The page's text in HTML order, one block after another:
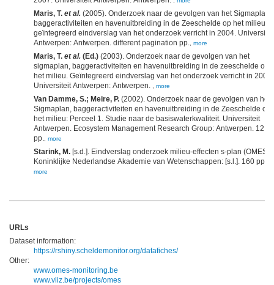
Maris, T. et al. (2005). Onderzoek naar de gevolgen van het Sigmaplan,
baggeractiviteiten en havenuitbreiding in de Zeeschelde op het milieu:
geïntegreerd eindverslag van het onderzoek verricht in 2004.
Antwerpen: Antwerpen. different pagination pp. more
Maris, T. et al. (Ed.) (2003). Onderzoek naar de gevolgen van het
sigmaplan, baggeractiviteiten en havenuitbreiding in de zeeschelde op
het milieu. Geïntegreerd eindverslag van het onderzoek verricht in 2002.
Universiteit Antwerpen: Antwerpen.
more
Van Damme, S.; Meire, P. (2002). Onderzoek naar de gevolgen van het
Sigmaplan, baggeractiviteiten en havenuitbreiding in de Zeeschelde op
het milieu: Perceel 1. Studie naar de basiswaterkwaliteit. Universiteit
Antwerpen. Ecosystem Management Research Group: Antwerpen. 12
pp. more
Starink, M. [s.d.]. Eindverslag onderzoek milieu-effecten s-plan (OMES).
Koninklijke Nederlandse Akademie van Wetenschappen: [s.l.]. 160 pp.
more
URLs
Dataset information:
https://rshiny.scheldemonitor.org/datafiches/
Other:
www.omes-monitoring.be
www.vliz.be/projects/omes